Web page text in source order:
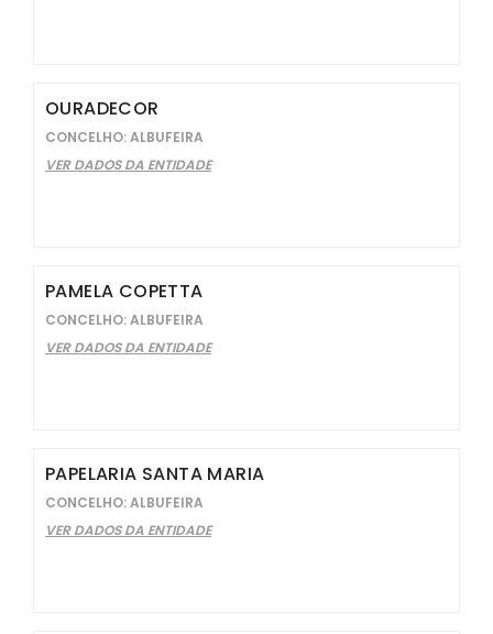
OURADECOR
CONCELHO: ALBUFEIRA
VER DADOS DA ENTIDADE
PAMELA COPETTA
CONCELHO: ALBUFEIRA
VER DADOS DA ENTIDADE
PAPELARIA SANTA MARIA
CONCELHO: ALBUFEIRA
VER DADOS DA ENTIDADE